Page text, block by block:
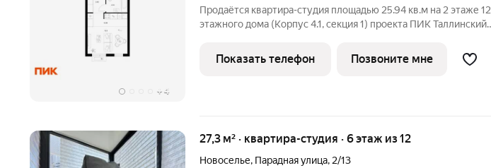
+ 4
Продаётся квартира-студия площадью 25.94 кв.м на 2 этаже 12
этажного дома (Корпус 4.1, секция 1) проекта ПИК Таллинский
функциональная планировка, большие окна. «Таллинский парк»
проект в
Показать телефон Позвоните мне
27,3 м² · квартира-студия · 6 этаж из 12
Новоселье, Парадная улица, 2/13